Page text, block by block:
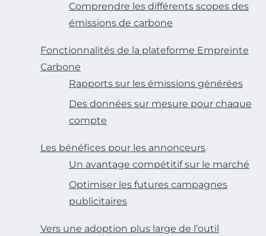
Comprendre les différents scopes des
émissions de carbone
Fonctionnalités de la plateforme Empreinte
Carbone
Rapports sur les émissions générées
Des données sur mesure pour chaque
compte
Les bénéfices pour les annonceurs
Un avantage compétitif sur le marché
Optimiser les futures campagnes
publicitaires
Vers une adoption plus large de l’outil